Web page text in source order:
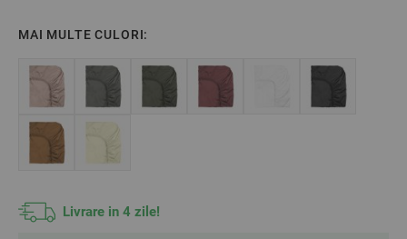
Acest cearșaf este potrivit pentru saltele cu înălțimea de
Material: 100% bumbac satinat
** Fotografiile sunt orientative.
Poate varia ușor culoarea sau tonalitatea.
MAI MULTE CULORI:
Livrare in 4 zile!